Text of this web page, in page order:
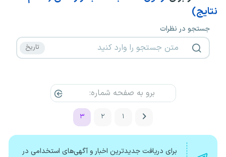
نتایج)
جستجو در نظرات
۱ ۲ ۳
برای دریافت جدیدترین اخبار و آگهی‌های استخدامی در